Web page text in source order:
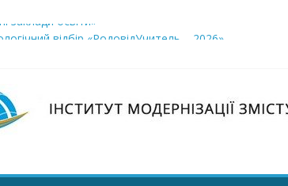
заклади освіти»
проєкт наказу “Про затвердження Положення
здобуття академічних стипендій імені Героїв